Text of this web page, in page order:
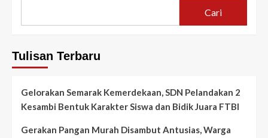
Keluarga
Cari
Tulisan Terbaru
Gelorakan Semarak Kemerdekaan, SDN Pelandakan 2
Kesambi Bentuk Karakter Siswa dan Bidik Juara FTBI
Gerakan Pangan Murah Disambut Antusias, Warga